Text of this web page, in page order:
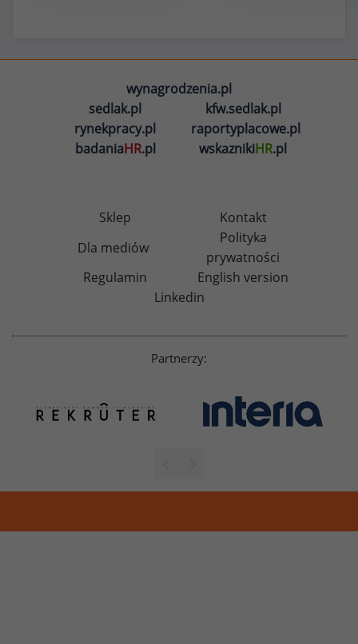
wynagrodzenia.pl
sedlak.pl
kfw.sedlak.pl
rynekpracy.pl
raportyplacowe.pl
badaniaHR.pl wskaznikiHR.pl
Sklep
Kontakt
Dla mediów
Polityka
prywatności
Regulamin
English version
Linkedin
Partnerzy: